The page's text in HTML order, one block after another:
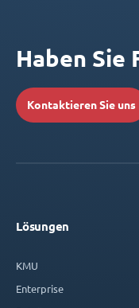
Haben Sie
Kontaktieren Sie uns
Lösungen
KMU
Enterprise